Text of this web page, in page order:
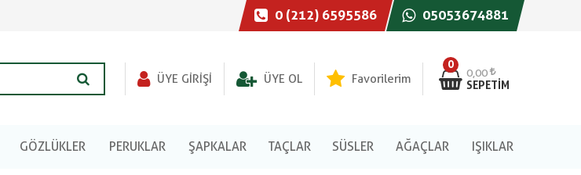
0 (212) 6595586 05053674881
0
0,00
SEPETIM
ÜYE GIRIŞI ÜYE OL Favorilerim
GÖZLÜKLER PERUKLAR ŞAPKALAR TAÇLAR SÜSLER AĞAÇLAR IŞIKLAR